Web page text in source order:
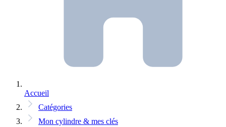
Accueil
Catégories
Mon cylindre & mes clés